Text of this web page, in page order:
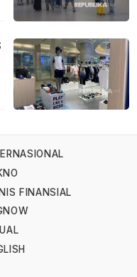
FINANSIAL